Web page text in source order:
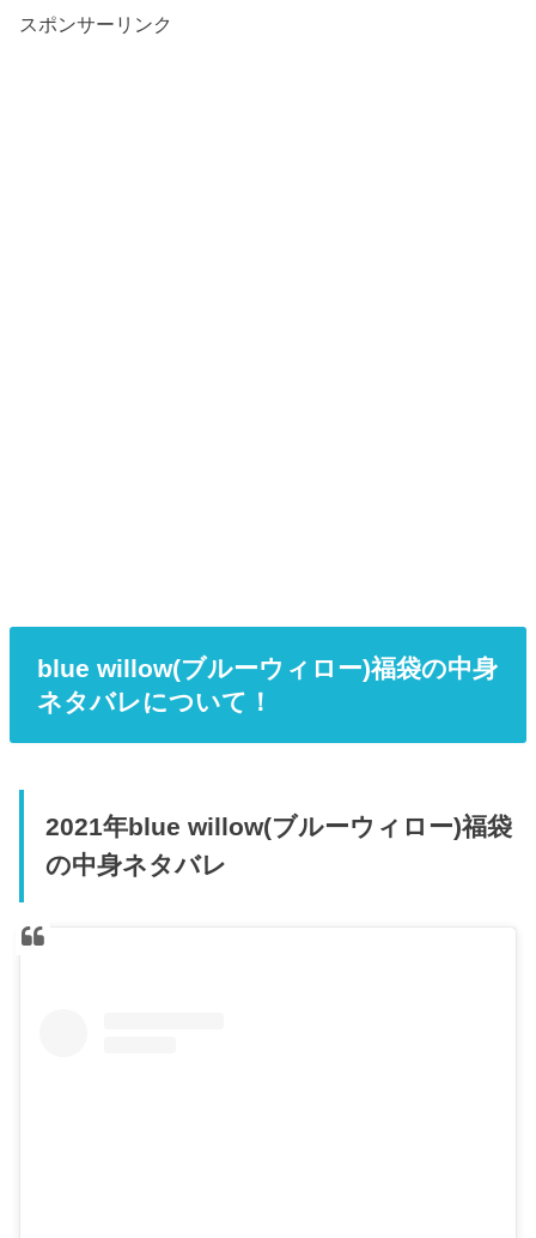
スポンサーリンク
blue willow(ブルーウィロー)福袋の中身
ネタバレについて！
2021年blue willow(ブルーウィロー)福袋
の中身ネタバレ